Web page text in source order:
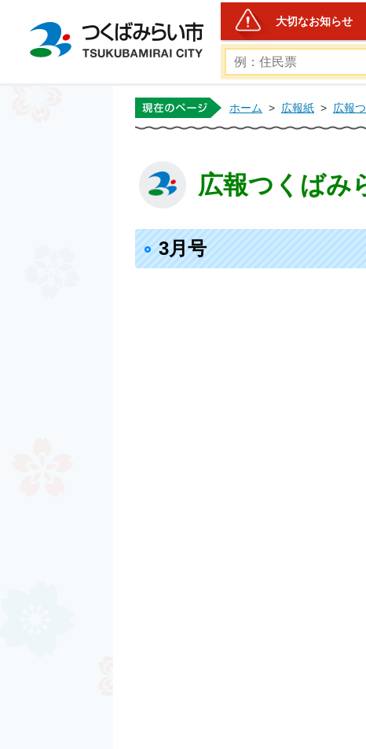
つくばみらい市公式ホームペ
大切なお知らせ
ホーム > 広報紙 > 広報
広報つくばみ
3月号